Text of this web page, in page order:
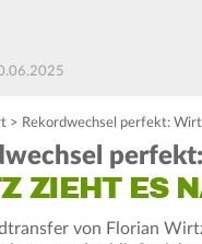
> Rekordwechsel perfekt:
perfekt:
ZIEHT ES
von Florian